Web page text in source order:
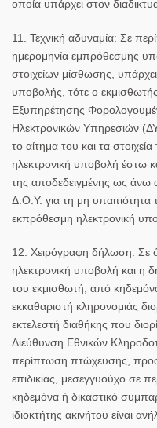
οποία υπάρχει στον
11. Τεχνική αδυναμία: Σε
ημερομηνία εμπρόθεσμης
στοιχείων μίσθωσης,
υποβολής, τότε ο
Εξυπηρέτησης
Ηλεκτρονικών Υπηρεσιών
το αίτημα του και τα
ηλεκτρονική υποβολή έστω
της αποδεδειγμένης ως άνω
Δ.Ο.Υ. για τη μη
εκπρόθεσμη ηλεκτρονική
12. Χειρόγραφη δήλωση: Σε
ηλεκτρονική υποβολή και η
του εκμισθωτή, από
εκκαθαριστή κληρονομιάς
εκτελεστή διαθήκης που
Διεύθυνση Εθνικών
περίπτωση πτώχευσης,
επιδικίας, μεσεγγυούχο σε
κηδεμόνα ή δικαστικό
ιδιοκτήτης ακινήτου είναι